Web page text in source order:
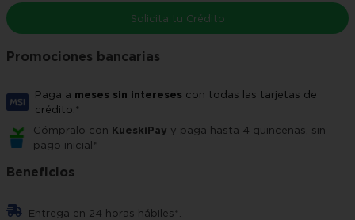
Solicita tu Crédito
Promociones bancarias
Paga a meses sin intereses con todas las tarjetas de
crédito.*
Cómpralo con KueskiPay y paga hasta 4 quincenas, sin
pago inicial*
Beneficios
Entrega en 24 horas hábiles*.